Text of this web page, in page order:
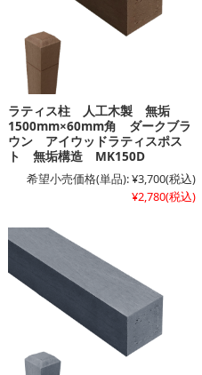
ラティス柱 人工木製 無垢
1500mm×60mm角 ダークブラ
ウン アイウッドラティスポス
ト 無垢構造 MK150D
希望小売価格(単品):¥3,700(税込)
¥2,780(税込)